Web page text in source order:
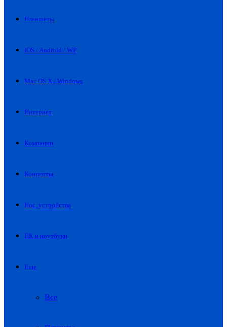
Планшеты
iOS / Android / WP
Mac OS X / Windows
Интернет
Компании
Концепты
Нос. устройства
ПК и ноутбуки
Еще
Все